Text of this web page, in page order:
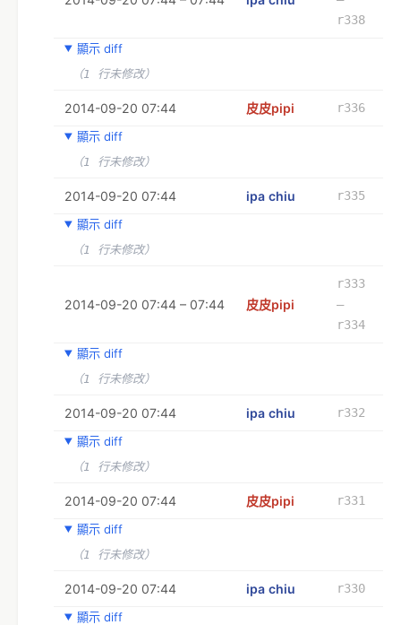
r338
顯示 diff
（1 行未修改）
2014-09-20 07:44 皮皮pipi
r336
顯示 diff
（1 行未修改）
2014-09-20 07:44 ipa chiu
r335
顯示 diff
（1 行未修改）
2014-09-20 07:44 – 07:44 皮皮pipi
r333
–
r334
顯示 diff
（1 行未修改）
2014-09-20 07:44 ipa chiu
r332
顯示 diff
（1 行未修改）
2014-09-20 07:44 皮皮pipi
r331
顯示 diff
（1 行未修改）
2014-09-20 07:44 ipa chiu
r330
顯示 diff